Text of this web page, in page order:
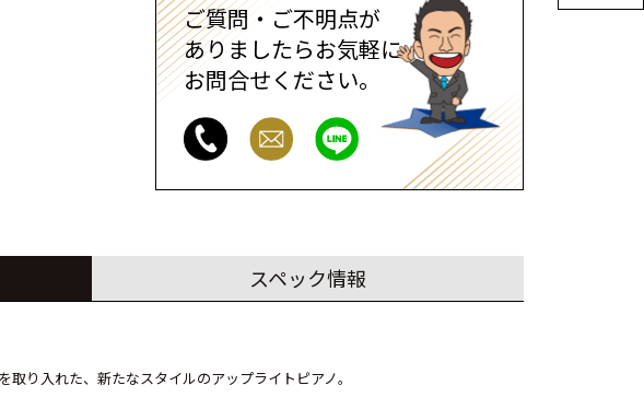
ご質問・ご不明点が
ありましたらお気軽に
お問合せください。
スペック情報
り入れた、新たなスタイルのアップライトピアノ。